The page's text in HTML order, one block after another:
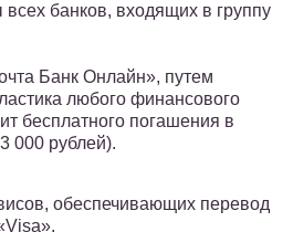
банков, входящих в группу
Банк Онлайн», путем
любого финансового
бесплатного погашения в
000 рублей).
обеспечивающих перевод